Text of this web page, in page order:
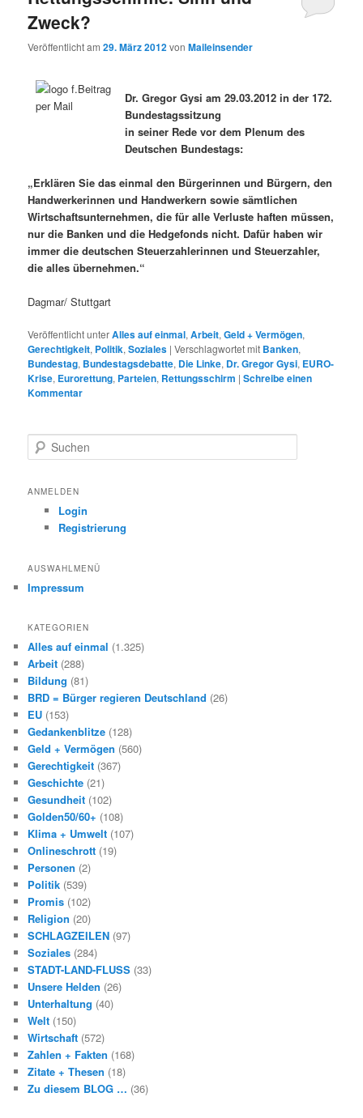
Zweck?
Veröffentlicht am29. März 2012vonMaileinsender
Dr. Gregor Gysi am 29.03.2012 in der 172.
Bundestagssitzung
in seiner Rede vor dem Plenum des
Deutschen Bundestags:
„Erklären Sie das einmal den Bürgerinnen und Bürgern, den
Handwerkerinnen und Handwerkern sowie sämtlichen
Wirtschaftsunternehmen, die für alle Verluste haften müssen,
nur die Banken und die Hedgefonds nicht. Dafür haben wir
immer die deutschen Steuerzahlerinnen und Steuerzahler,
die alles übernehmen.“
Dagmar/ Stuttgart
Veröffentlicht unterAlles auf einmal,Arbeit,Geld + Vermögen,
Gerechtigkeit, Politik,Soziales |Verschlagwortet mit Banken,
Bundestag, Bundestagsdebatte, Die Linke, Dr. Gregor Gysi, EURO-
Krise, Eurorettung, Parteien, Rettungsschirm |Schreibe einen
Kommentar
u
h
ANMELDEN
Login
Registrierung
AUSWAHLMENÜ
Impressum
KATEGORIEN
Alles auf einmal (1.325)
Arbeit (288)
Bildung (81)
BRD = Bürger regieren Deutschland (26)
EU (153)
Gedankenblitze (128)
Geld + Vermögen (560)
Gerechtigkeit (367)
Geschichte (21)
Gesundheit (102)
Golden50/60+ (108)
Klima + Umwelt (107)
Onlineschrott (19)
Personen (2)
Politik (539)
Promis (102)
Religion (20)
SCHLAGZEILEN (97)
Soziales (284)
STADT-LAND-FLUSS (33)
Unsere Helden (26)
Unterhaltung (40)
Welt (150)
Wirtschaft (572)
Zahlen + Fakten (168)
Zitate + Thesen (18)
Zu diesem BLOG … (36)